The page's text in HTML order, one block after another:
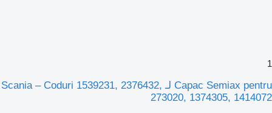
1
Capac Semiax pentru لـ Scania – Coduri 1539231, 2376432,
273020, 1374305, 1414072